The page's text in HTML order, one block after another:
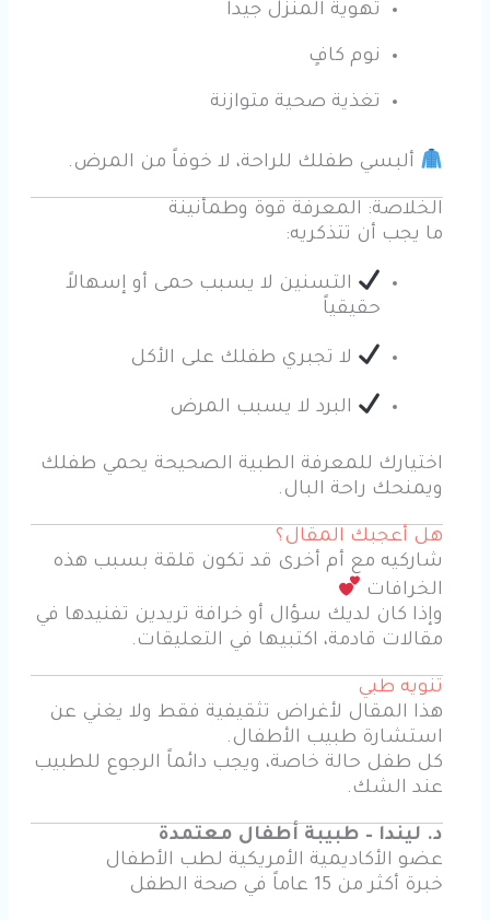
تهوية المنزل جيداً
نوم كافٍ
تغذية صحية متوازنة
ألبسي طفلك للراحة، لا خوفاً من المرض.
الخلاصة: المعرفة قوة وطمأنينة
ما يجب أن تتذكريه:
التسنين لا يسبب حمى أو إسهالاً
حقيقياً
لا تجبري طفلك على الأكل
البرد لا يسبب المرض
اختيارك للمعرفة الطبية الصحيحة يحمي طفلك
ويمنحك راحة البال.
هل أعجبك المقال؟
شاركيه مع أم أخرى قد تكون قلقة بسبب هذه
الخرافات
وإذا كان لديك سؤال أو خرافة تريدين تفنيدها في
مقالات قادمة، اكتبيها في التعليقات.
تنويه طبي
هذا المقال لأغراض تثقيفية فقط ولا يغني عن
استشارة طبيب الأطفال.
كل طفل حالة خاصة، ويجب دائماً الرجوع للطبيب
عند الشك.
د. ليندا – طبيبة أطفال معتمدة
عضو الأكاديمية الأمريكية لطب الأطفال
خبرة أكثر من 15 عاماً في صحة الطفل